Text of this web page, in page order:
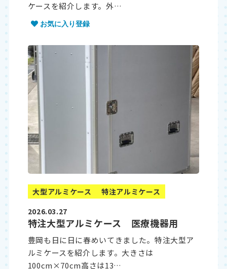
ケースを紹介します。外…
お気に入り登録
大型アルミケース
特注アルミケース
2026.03.27
特注大型アルミケース 医療機器用
豊岡も日に日に春めいてきました。特注大型ア
ルミケースを紹介します。大きさは
100cm×70cm高さは13…